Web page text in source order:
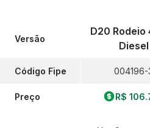
Versão
Código Fipe
Preço
D20 Rodeio
Diesel
004196-
R$